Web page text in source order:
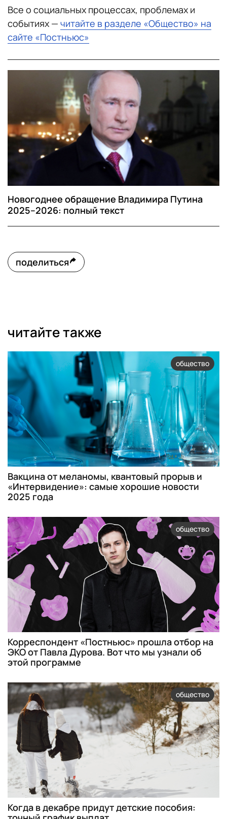
Все о социальных процессах, проблемах и
событиях — читайте в разделе «Общество» на
сайте «Постньюс»
Новогоднее обращение Владимира Путина
2025–2026: полный текст
поделиться
читайте также
общество
Вакцина от меланомы, квантовый прорыв и
«Интервидение»: самые хорошие новости
2025 года
общество
Корреспондент «Постньюс» прошла отбор на
ЭКО от Павла Дурова. Вот что мы узнали об
этой программе
общество
Когда в декабре придут детские пособия: